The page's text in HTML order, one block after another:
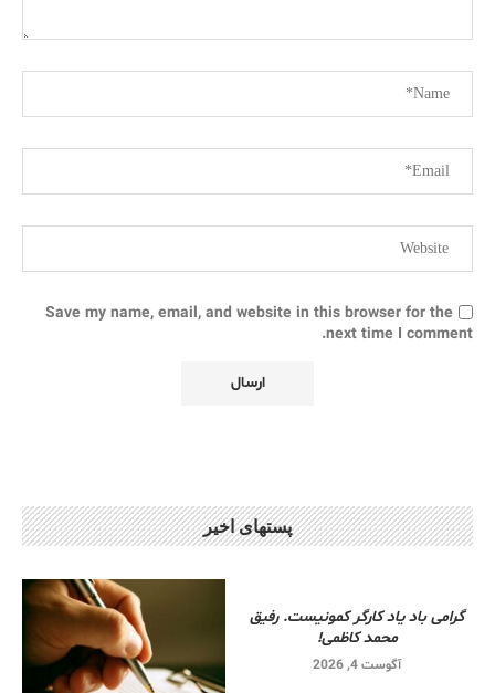
Save my name, email, and website in this browser for the
next time I comment.
پستهای اخیر
گرامی باد یاد کارگر کمونیست. رفیق
محمد کاظمی!
آگوست 4, 2026